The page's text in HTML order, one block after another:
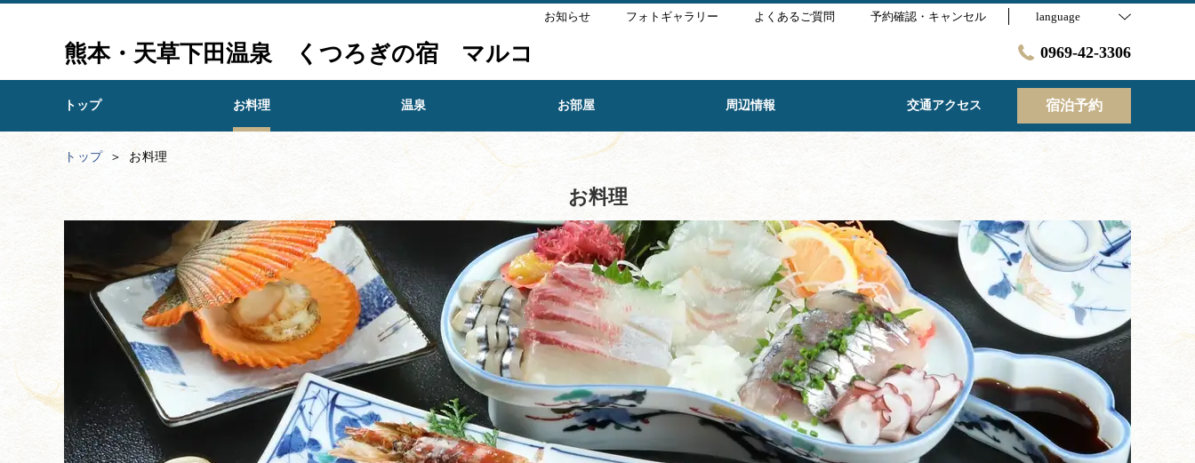
お知らせ フォトギャラリー よくあるご質問 予約確認・キャンセル language
熊本・天草下田温泉 くつろぎの宿 マルコ 0969-42-3306
トップ お料理 温泉 お部屋 周辺情報 交通アクセス 宿泊予約
トップ お料理
お料理